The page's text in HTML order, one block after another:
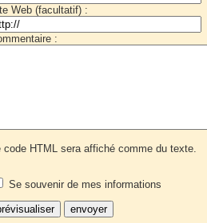
Web (facultatif) :
:
code HTML sera affiché comme du texte.
Se souvenir de mes informations